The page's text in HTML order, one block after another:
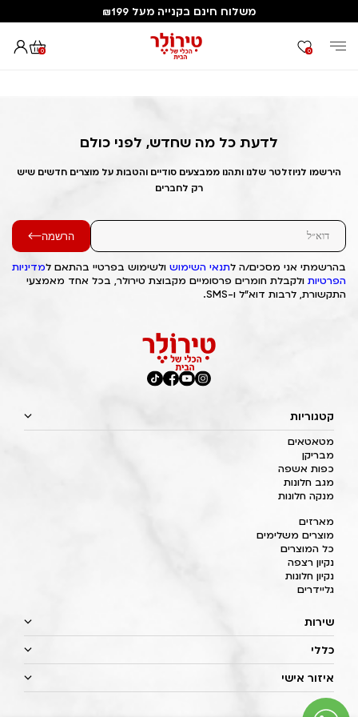
משלוח חינם בקנייה מעל ₪199
0 0
דף הבית Out of Stock Alert 2025/02/11 1739283393
לדעת כל מה שחדש, לפני כולם
הירשמו לניוזלטר שלנו ותהנו ממבצעים סודיים והטבות על מוצרים חדשים שיש
רק לחברים
הרשמה
בהרשמתי אני מסכים/ה לתנאי השימוש ולשימוש בפרטיי בהתאם למדיניות
הפרטיות ולקבלת חומרים פרסומיים מקבוצת טירולר, בכל אחד מאמצעי
התקשורת, לרבות דוא"ל ו-SMS.
קטגוריות
מטאטאים
מבריקן
כפות אשפה
מגב חלונות
מנקה חלונות
מארזים
מוצרים משלימים
כל המוצרים
נקיון רצפה
נקיון חלונות
גליידרים
שירות
כללי
איזור אישי